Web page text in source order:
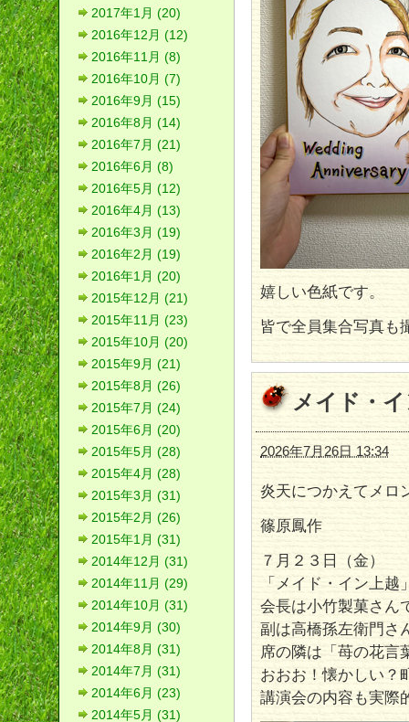
嬉しい色紙です。
皆で全員集合写真も
メイド・
2026年7月26日 13:34
炎天につかえてメロ
篠原鳳作
７月２３日（金）
「メイド・イン上
会長は小竹製菓さん
副は高橋孫左衛門さ
席の隣は「苺の花言
おおお！懐かしい？
講演会の内容も実際
2017年1月 (20)
2016年12月 (12)
2016年11月 (8)
2016年10月 (7)
2016年9月 (15)
2016年8月 (14)
2016年7月 (21)
2016年6月 (8)
2016年5月 (12)
2016年4月 (13)
2016年3月 (19)
2016年2月 (19)
2016年1月 (20)
2015年12月 (21)
2015年11月 (23)
2015年10月 (20)
2015年9月 (21)
2015年8月 (26)
2015年7月 (24)
2015年6月 (20)
2015年5月 (28)
2015年4月 (28)
2015年3月 (31)
2015年2月 (26)
2015年1月 (31)
2014年12月 (31)
2014年11月 (29)
2014年10月 (31)
2014年9月 (30)
2014年8月 (31)
2014年7月 (31)
2014年6月 (23)
2014年5月 (31)